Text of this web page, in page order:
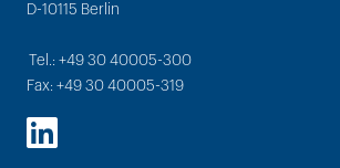
D-10115 Berlin
Tel.: +49 30 40005-300
Fax: +49 30 40005-319
LinkedIn